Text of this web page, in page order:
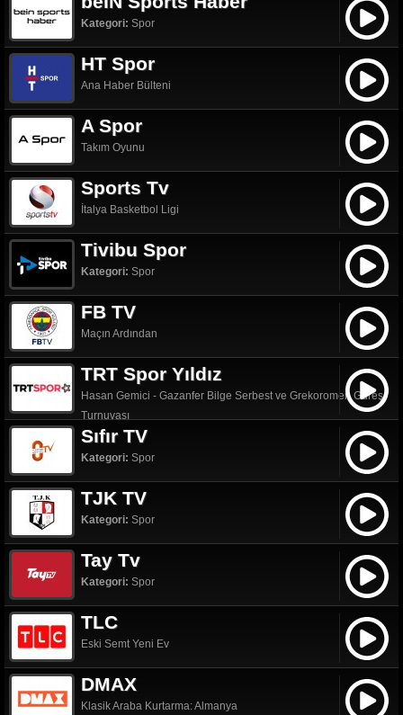
Kategori: Spor
HT Spor
Ana Haber Bülteni
A Spor
Takım Oyunu
Sports Tv
İtalya Basketbol Ligi
Tivibu Spor
Kategori: Spor
FB TV
Maçın Ardından
TRT Spor Yıldız
Hasan Gemici - Gazanfer Bilge Serbest ve Grekoromen Güreş
Turnuvası
Sıfır TV
Kategori: Spor
TJK TV
Kategori: Spor
Tay Tv
Kategori: Spor
TLC
Eski Semt Yeni Ev
DMAX
Klasik Araba Kurtarma: Almanya